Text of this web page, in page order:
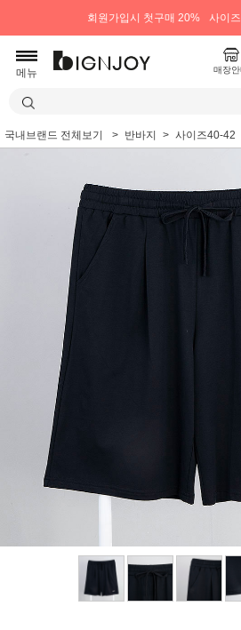
회원가입시 첫구매 20% 사이
메뉴 매장안
국내브랜드 전체보기 반바지 사이즈40-42